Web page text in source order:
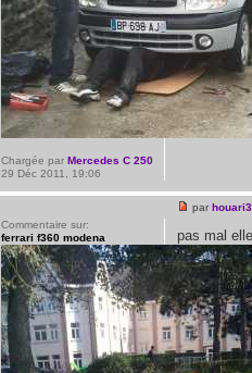
Chargée par Mercedes C 250
29 Déc 2011, 19:06
par
pas mal
Commentaire sur:
ferrari f360 modena